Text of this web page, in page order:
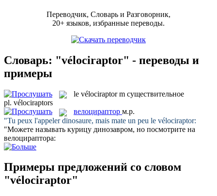
Переводчик, Словарь и Разговорник,
20+ языков, избранные переводы.
Словарь: "vélociraptor" - переводы и
примеры
le vélociraptor m существительное
pl. vélociraptors
велоцираптор м.р.
"Tu peux l'appeler dinosaure, mais mate un peu le vélociraptor:
"Можете называть курицу динозавром, но посмотрите на
велоцираптора:
Примеры предложений со словом
"vélociraptor"